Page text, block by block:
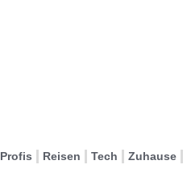
Profis Reisen Tech Zuhause